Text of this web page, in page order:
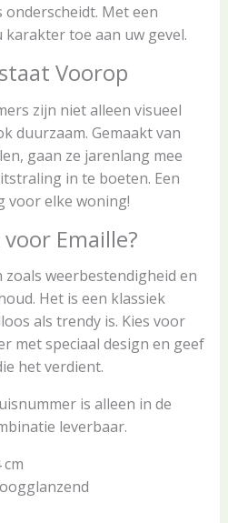
Met een
karakter toe aan uw gevel.
Voorop
zijn niet alleen visueel
duurzaam. Gemaakt van
gaan ze jarenlang mee
in te boeten. Een
voor elke woning!
Emaille?
zoals weerbestendigheid en
Het is een klassiek
als trendy is. Kies voor
met speciaal design en geef
het verdient.
is alleen in de
leverbaar.